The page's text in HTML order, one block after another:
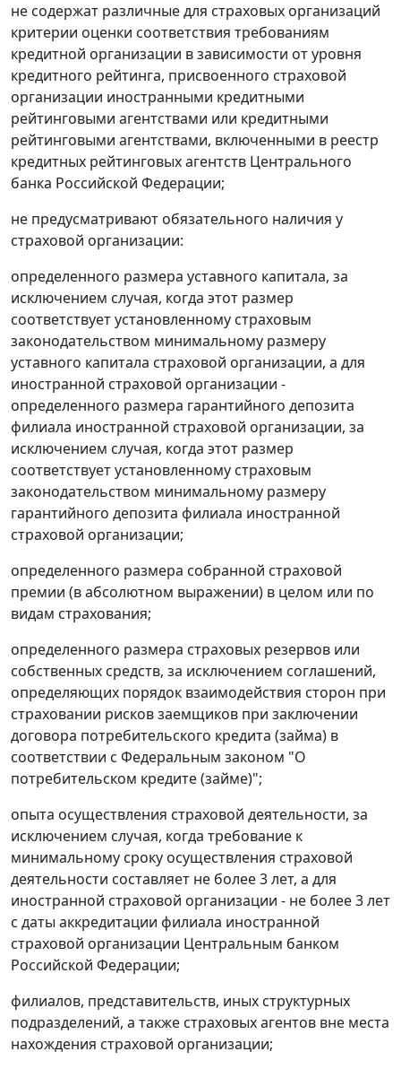
не содержат различные для страховых организаций
критерии оценки соответствия требованиям
кредитной организации в зависимости от уровня
кредитного рейтинга, присвоенного страховой
организации иностранными кредитными
рейтинговыми агентствами или кредитными
рейтинговыми агентствами, включенными в реестр
кредитных рейтинговых агентств Центрального
банка Российской Федерации;
не предусматривают обязательного наличия у
страховой организации:
определенного размера уставного капитала, за
исключением случая, когда этот размер
соответствует установленному страховым
законодательством минимальному размеру
уставного капитала страховой организации, а для
иностранной страховой организации -
определенного размера гарантийного депозита
филиала иностранной страховой организации, за
исключением случая, когда этот размер
соответствует установленному страховым
законодательством минимальному размеру
гарантийного депозита филиала иностранной
страховой организации;
определенного размера собранной страховой
премии (в абсолютном выражении) в целом или по
видам страхования;
определенного размера страховых резервов или
собственных средств, за исключением соглашений,
определяющих порядок взаимодействия сторон при
страховании рисков заемщиков при заключении
договора потребительского кредита (займа) в
соответствии с Федеральным законом "О
потребительском кредите (займе)";
опыта осуществления страховой деятельности, за
исключением случая, когда требование к
минимальному сроку осуществления страховой
деятельности составляет не более 3 лет, а для
иностранной страховой организации - не более 3 лет
с даты аккредитации филиала иностранной
страховой организации Центральным банком
Российской Федерации;
филиалов, представительств, иных структурных
подразделений, а также страховых агентов вне места
нахождения страховой организации;